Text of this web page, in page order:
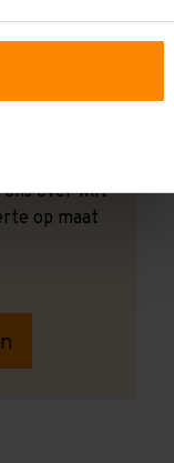
ons over wilt
op maat